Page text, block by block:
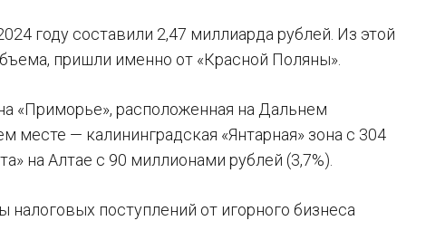
году составили 2,47 миллиарда рублей. Из этой
пришли именно от «Красной Поляны».
«Приморье», расположенная на Дальнем
месте — калининградская «Янтарная» зона с 304
на Алтае с 90 миллионами рублей (3,7%).
поступлений от игорного бизнеса